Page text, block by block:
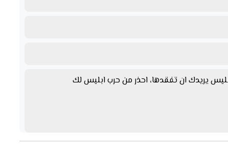
يريدك ان تفقدها، احذر من حرب ابليس لك